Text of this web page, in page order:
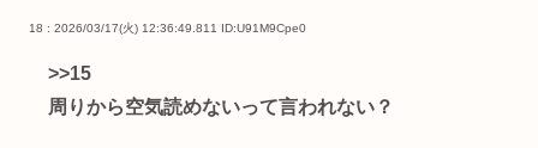
18 : 2026/03/17(火) 12:36:49.811 ID:U91M9Cpe0
>>15
周りから空気読めないって言われない？